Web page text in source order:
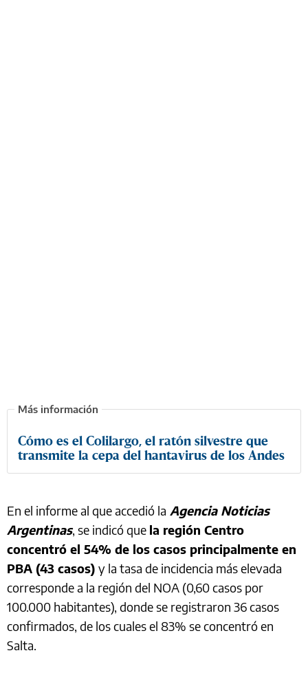
Cómo es el Colilargo, el ratón silvestre que
transmite la cepa del hantavirus de los Andes
En el informe al que accedió la Agencia Noticias
Argentinas, se indicó que la región Centro
concentró el 54% de los casos principalmente en
PBA (43 casos) y la tasa de incidencia más elevada
corresponde a la región del NOA (0,60 casos por
100.000 habitantes), donde se registraron 36 casos
confirmados, de los cuales el 83% se concentró en
Salta.